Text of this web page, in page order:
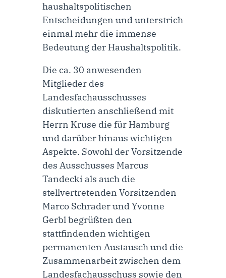
haushaltspolitischen
Entscheidungen und unterstrich
einmal mehr die immense
Bedeutung der Haushaltspolitik.
Die ca. 30 anwesenden
Mitglieder des
Landesfachausschusses
diskutierten anschließend mit
Herrn Kruse die für Hamburg
und darüber hinaus wichtigen
Aspekte. Sowohl der Vorsitzende
des Ausschusses Marcus
Tandecki als auch die
stellvertretenden Vorsitzenden
Marco Schrader und Yvonne
Gerbl begrüßten den
stattfindenden wichtigen
permanenten Austausch und die
Zusammenarbeit zwischen dem
Landesfachausschuss sowie den